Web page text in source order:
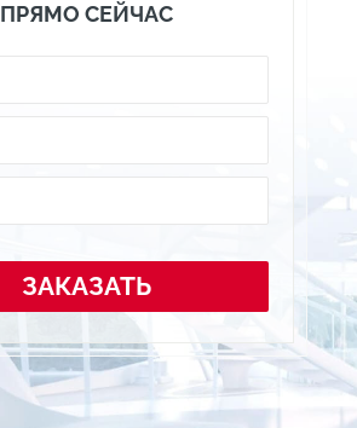
ПРЯМО СЕЙЧАС
ЗАКАЗАТЬ